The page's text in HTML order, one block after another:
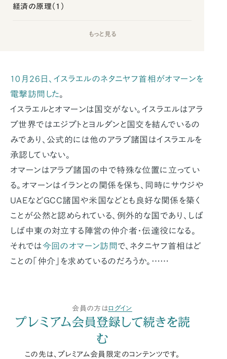
経済の原理（1）
もっと見る
10月26日、イスラエルのネタニヤフ首相がオマーンを
電撃訪問した。
イスラエルとオマーンは国交がない。イスラエルはアラ
ブ世界ではエジプトとヨルダンと国交を結んでいるの
みであり、公式的には他のアラブ諸国はイスラエルを
承認していない。
オマーンはアラブ諸国の中で特殊な位置に立ってい
る。オマーンはイランとの関係を保ち、同時にサウジや
UAEなどGCC諸国や米国などとも良好な関係を築く
ことが公然と認められている、例外的な国であり、しば
しば中東の対立する陣営の仲介者・伝達役になる。
それでは今回のオマーン訪問で、ネタニヤフ首相はど
ことの「仲介」を求めているのだろうか。……
会員の方はログイン
プレミアム会員登録して続きを読
む
この先は、プレミアム会員限定のコンテンツです。